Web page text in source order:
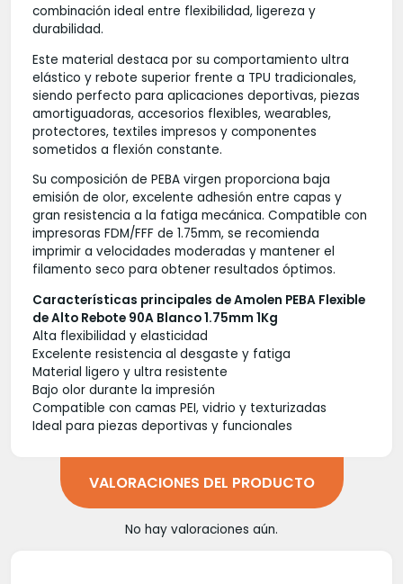
combinación ideal entre flexibilidad, ligereza y
durabilidad.
Este material destaca por su comportamiento ultra
elástico y rebote superior frente a TPU tradicionales,
siendo perfecto para aplicaciones deportivas, piezas
amortiguadoras, accesorios flexibles, wearables,
protectores, textiles impresos y componentes
sometidos a flexión constante.
Su composición de PEBA virgen proporciona baja
emisión de olor, excelente adhesión entre capas y
gran resistencia a la fatiga mecánica. Compatible con
impresoras FDM/FFF de 1.75mm, se recomienda
imprimir a velocidades moderadas y mantener el
filamento seco para obtener resultados óptimos.
Características principales de Amolen PEBA Flexible
de Alto Rebote 90A Blanco 1.75mm 1Kg
Alta flexibilidad y elasticidad
Excelente resistencia al desgaste y fatiga
Material ligero y ultra resistente
Bajo olor durante la impresión
Compatible con camas PEI, vidrio y texturizadas
Ideal para piezas deportivas y funcionales
VALORACIONES DEL PRODUCTO
No hay valoraciones aún.